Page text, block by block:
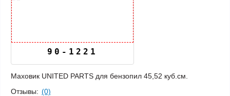
90-1221
Маховик UNITED PARTS для бензопил 45,52 куб.см.
Отзывы: (0)